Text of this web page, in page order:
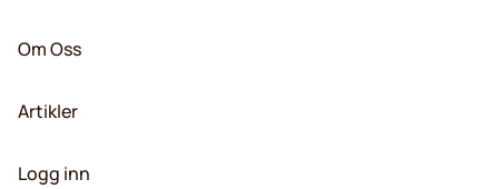
Om Oss
Artikler
Logg inn